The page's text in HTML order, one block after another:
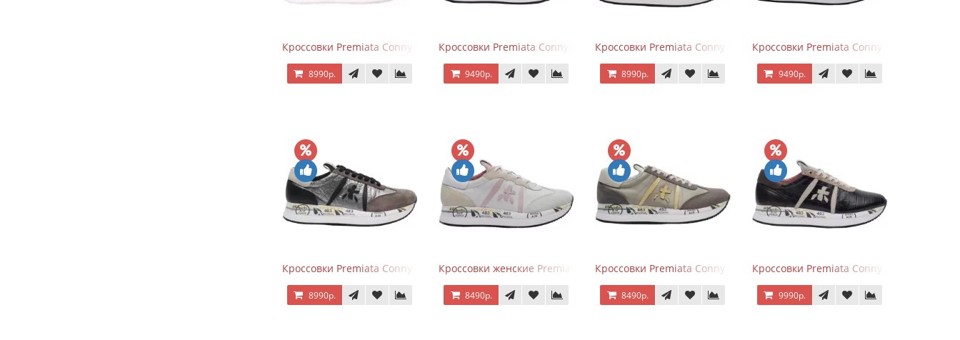
Кроссовки Premiata Conny Beige Pink
8990р.
Кроссовки Premiata Conny Black
9490р.
Кроссовки Premiata Conny Blue Brown
8990р.
Кроссовки Premiata Conny Combi Grey
9490р.
Кроссовки Premiata Conny Gray Brown
8990р.
Кроссовки женские Premiata Conny бежево-серые с розовым
8490р.
Кроссовки Premiata Conny Leather Beige
8490р.
Кроссовки Premiata Conny Leather Black
9990р.